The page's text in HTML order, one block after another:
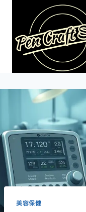
content
美容保健